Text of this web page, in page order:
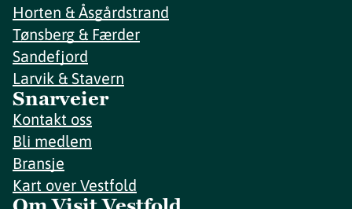
Horten & Åsgårdstrand
Tønsberg & Færder
Sandefjord
Larvik & Stavern
Snarveier
Kontakt oss
Bli medlem
Bransje
Kart over Vestfold